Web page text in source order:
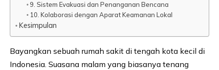
9. Sistem Evakuasi dan Penanganan Bencana
10. Kolaborasi dengan Aparat Keamanan Lokal
Kesimpulan
Bayangkan sebuah rumah sakit di tengah kota kecil di
Indonesia. Suasana malam yang biasanya tenang